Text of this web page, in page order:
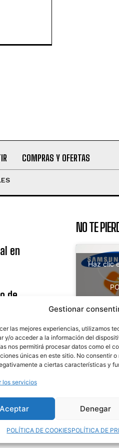
Gestionar
las mejores experiencias, utilizamos
y/o acceder a la información del
nos permitirá procesar datos como el
únicas en este sitio. No consentir
a ciertas características y
los servicios
Aceptar Denegar
POLÍTICA DE COOKIESPOLÍTICA DE
COMPRAS Y OFERTAS
en
de
NO TE
Haz clic